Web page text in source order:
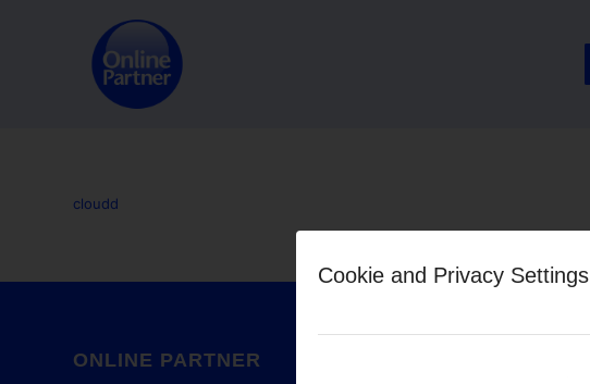
Cookie and Privacy Settings
cloudd
ONLINE PARTNER